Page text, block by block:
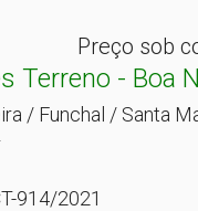
Preço sob
Terreno - Boa
/ Funchal / Santa
914/2021